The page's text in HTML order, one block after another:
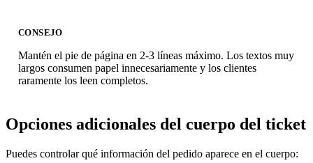
CONSEJO
Mantén el pie de página en 2-3 líneas máximo. Los textos muy
largos consumen papel innecesariamente y los clientes
raramente los leen completos.
Opciones adicionales del cuerpo del ticket
Puedes controlar qué información del pedido aparece en el cuerpo: